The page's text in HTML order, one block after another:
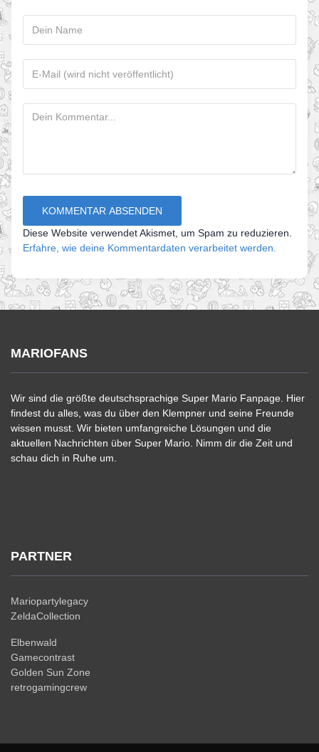
Diese Website verwendet Akismet, um Spam zu reduzieren.
Erfahre, wie deine Kommentardaten verarbeitet werden.
MARIOFANS
Wir sind die größte deutschsprachige Super Mario Fanpage. Hier
findest du alles, was du über den Klempner und seine Freunde
wissen musst. Wir bieten umfangreiche Lösungen und die
aktuellen Nachrichten über Super Mario. Nimm dir die Zeit und
schau dich in Ruhe um.
PARTNER
Mariopartylegacy
ZeldaCollection
Elbenwald
Gamecontrast
Golden Sun Zone
retrogamingcrew